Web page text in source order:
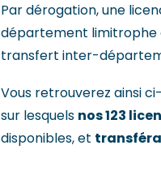
Par dérogation, une
département limitrophe
transfert inter-
Vous retrouverez ainsi
sur lesquels nos 123
disponibles, et